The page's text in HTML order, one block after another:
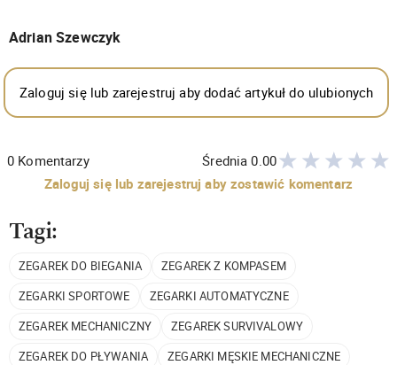
Adrian Szewczyk
Zaloguj się lub zarejestruj aby dodać artykuł do ulubionych
0 Komentarzy Średnia0.00
Zaloguj się lub zarejestruj aby zostawić komentarz
Tagi:
ZEGAREK DO BIEGANIA
ZEGAREK Z KOMPASEM
ZEGARKI SPORTOWE
ZEGARKI AUTOMATYCZNE
ZEGAREK MECHANICZNY
ZEGAREK SURVIVALOWY
ZEGAREK DO PŁYWANIA
ZEGARKI MĘSKIE MECHANICZNE